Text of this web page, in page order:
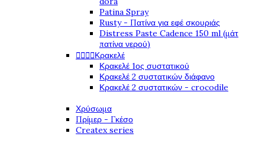
Patina Spray
Rusty - Πατίνα για εφέ σκουριάς
Distress Paste Cadence 150 ml (μάτ
πατίνα νερού)
   Κρακελέ
Κρακελέ 1ος συστατικού
Κρακελέ 2 συστατικών διάφανο
Κρακελέ 2 συστατικών - crocodile
Χρύσωμα
Πρίμερ - Γκέσο
Createx series